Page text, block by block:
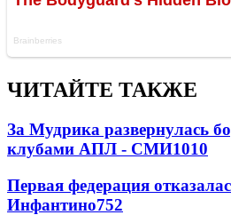
ЧИТАЙТЕ ТАКЖЕ
За Мудрика развернулась
клубами АПЛ - СМИ1010
Первая федерация
Инфантино752